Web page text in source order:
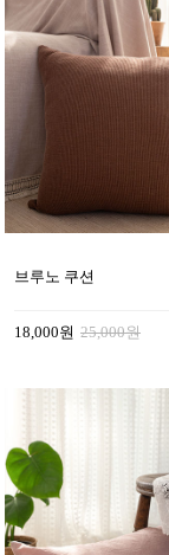
브루노 쿠션
18,000원 25,000원